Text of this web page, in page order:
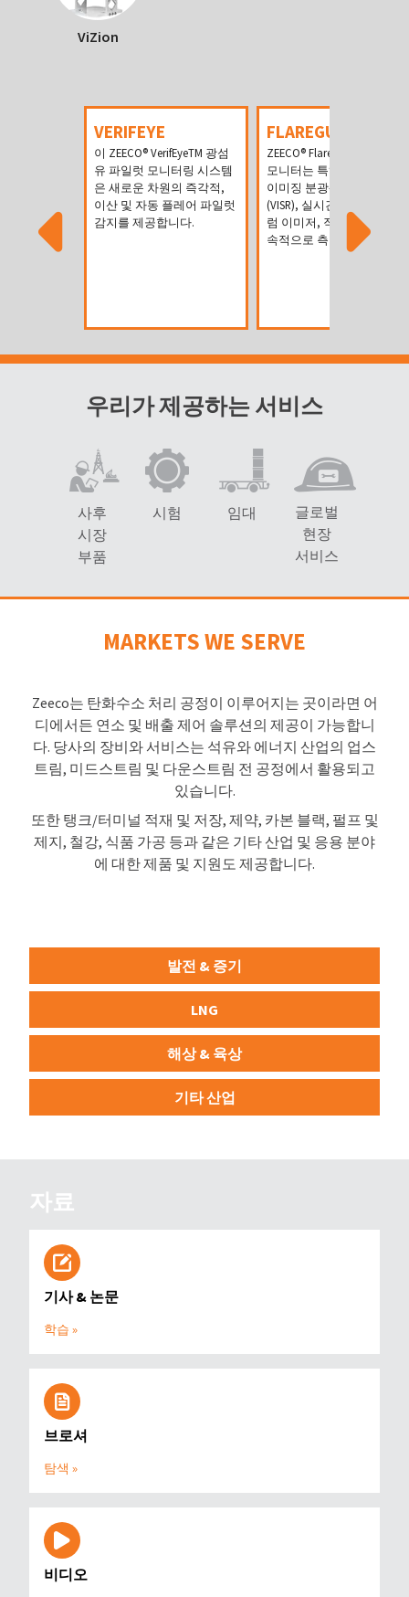
ViZion
VERIFEYE
이 ZEECO®VerifEyeTM 광섬
유 파일럿 모니터링 시스템
은 새로운 차원의 즉각적,
이산 및 자동 플레어 파일럿
감지를 제공합니다.
FLAREGUARDIAN
ZEECO® FlareGuardian 화염
모니터는 특허받은 비디오
이미징 분광-방사선 측정법
(VISR), 실시간 멀티 스펙트
럼 이미저, 직접, 자율 및 지
속적으로 측정
우리가 제공하는 서비스
사후
시장
부품
시험 임대
글로벌
현장
서비스
MARKETS WE SERVE
Zeeco는 탄화수소 처리 공정이 이루어지는 곳이라면 어
디에서든 연소 및 배출 제어 솔루션의 제공이 가능합니
다. 당사의 장비와 서비스는 석유와 에너지 산업의 업스
트림, 미드스트림 및 다운스트림 전 공정에서 활용되고
있습니다.
또한 탱크/터미널 적재 및 저장, 제약, 카본 블랙, 펄프 및
제지, 철강, 식품 가공 등과 같은 기타 산업 및 응용 분야
에 대한 제품 및 지원도 제공합니다.
발전 & 증기
LNG
해상 & 육상
기타 산업
자료
기사 & 논문
학습 »
브로셔
탐색 »
비디오